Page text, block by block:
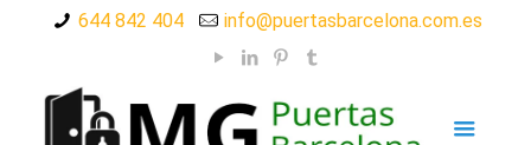
644 842 404 info@puertasbarcelona.com.es